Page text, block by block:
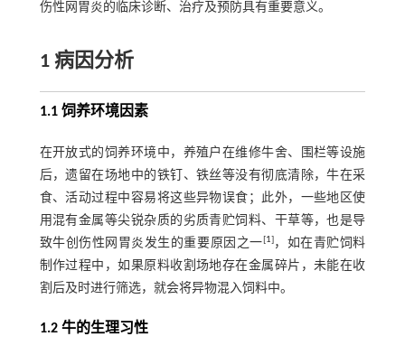
伤性网胃炎的临床诊断、治疗及预防具有重要意义。
1 病因分析
1.1 饲养环境因素
在开放式的饲养环境中，养殖户在维修牛舍、围栏等设施
后，遗留在场地中的铁钉、铁丝等没有彻底清除，牛在采
食、活动过程中容易将这些异物误食；此外，一些地区使
用混有金属等尖锐杂质的劣质青贮饲料、干草等，也是导
致牛创伤性网胃炎发生的重要原因之一[1]，如在青贮饲料
制作过程中，如果原料收割场地存在金属碎片，未能在收
割后及时进行筛选，就会将异物混入饲料中。
1.2 牛的生理习性